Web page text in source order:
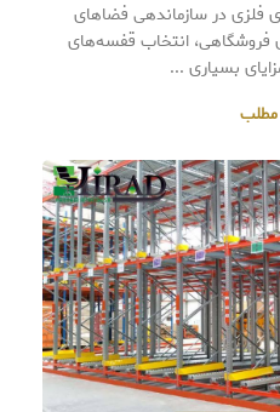
فلزی در سازماندهی فضاهای
انتخاب قفسه‌های
بسیاری ...
مطلب